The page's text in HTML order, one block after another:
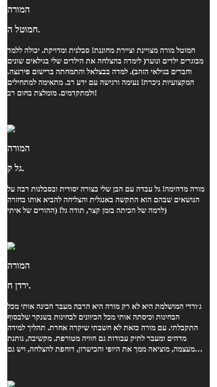
המורה
חמוטל ה.
חמוטל מורה מצויינת וציירת מחוננת! סבלנית ומדויקת. יכולה ללמד
מבוגרים ילדים ונוער( לימדה בהצלחה את הילדים שלי בגילאים שונים
וחברים בגילאי הזהב). למדה בבצלאל והתמחתה ברישום פירנצה.
המקצועיות ניכרת! נעימה ורגישה עם ידע רב. מתאימה למתחילים
ולמתקדמים. מומלצת בחום רב!
המורה
גל ק.
מורה מדהימה! גל עבדה עם הבן שלי בצורה יסודית ובסבלנות רבה על
הנושאים שבהם הוא התקשה באנגלית והצליחה להביא אותו בחזרה
לרמה של הכיתה בזמן קצר, תודה גל! (ההורים של איתי)
המורה
ירדן ח.
ג׳ורדי המושלמת היא לא רק מורה היא הרבה מעבר הכינה אותי מכל
הבחינות וכיסתה אותי מכל הכיוונים לבחינות בשנקר שלבסוף
התקבלתי. עם מורה כזאת לא חשבתי שיקרה אחרת. תהליך למידה
מדהים ומעבר לתיק עבודות גם חוויה מטורפת. מקשיבה, נותנת
מעצמה, מוציאה ממך את היופי והכישרון, דוחפת להצלחה, ויש גם